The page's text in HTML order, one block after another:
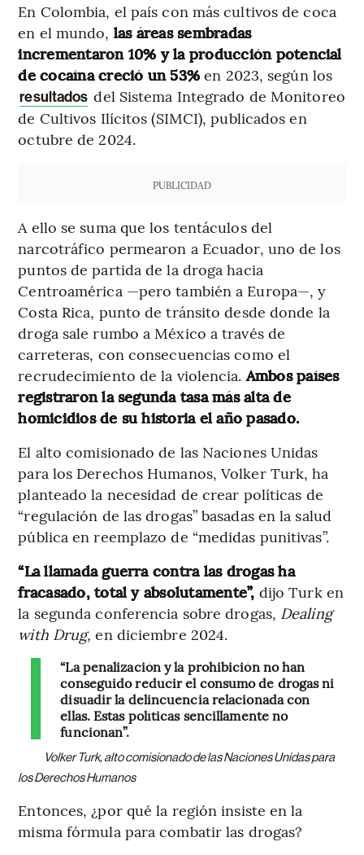
En Colombia, el país con más cultivos de coca
en el mundo, las áreas sembradas
incrementaron 10% y la producción potencial
de cocaína creció un 53% en 2023, según los
resultados del Sistema Integrado de Monitoreo
de Cultivos Ilícitos (SIMCI), publicados en
octubre de 2024.
PUBLICIDAD
A ello se suma que los tentáculos del
narcotráfico permearon a Ecuador, uno de los
puntos de partida de la droga hacia
Centroamérica —pero también a Europa—, y
Costa Rica, punto de tránsito desde donde la
droga sale rumbo a México a través de
carreteras, con consecuencias como el
recrudecimiento de la violencia.Ambos países
registraron la segunda tasa más alta de
homicidios de su historia el año pasado.
El alto comisionado de las Naciones Unidas
para los Derechos Humanos, Volker Turk, ha
planteado la necesidad de crear políticas de
“regulación de las drogas” basadas en la salud
pública en reemplazo de “medidas punitivas”.
“La llamada guerra contra las drogas ha
fracasado, total y absolutamente”, dijo Turk en
la segunda conferencia sobre drogas, Dealing
with Drug, en diciembre 2024.
“La penalización y la prohibición no han
conseguido reducir el consumo de drogas ni
disuadir la delincuencia relacionada con
ellas. Estas políticas sencillamente no
funcionan”.
Volker Turk, alto comisionado de las Naciones Unidas para
los Derechos Humanos
Entonces, ¿por qué la región insiste en la
misma fórmula para combatir las drogas?